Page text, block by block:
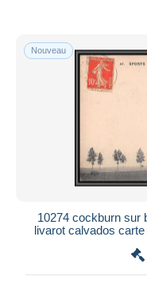
Nouveau
10274 cockburn sur
livarot calvados